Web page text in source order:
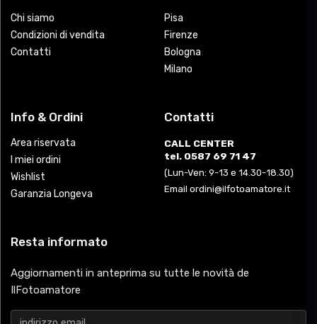
Chi siamo
Condizioni di vendita
Contatti
Pisa
Firenze
Bologna
Milano
Info & Ordini
Area riservata
I miei ordini
Wishlist
Garanzia Longeva
Contatti
CALL CENTER
tel. 0587 69 71 47
(Lun-Ven: 9-13 e 14.30-18.30)
Email ordini@ilfotoamatore.it
Resta informato
Aggiornamenti in anteprima su tutte le novità de
IlFotoamatore